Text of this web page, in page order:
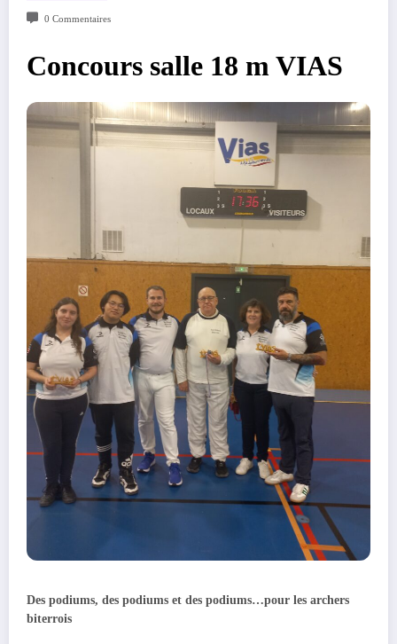
0 Commentaires
Concours salle 18 m VIAS
Des podiums, des podiums et des podiums…pour les archers
biterrois